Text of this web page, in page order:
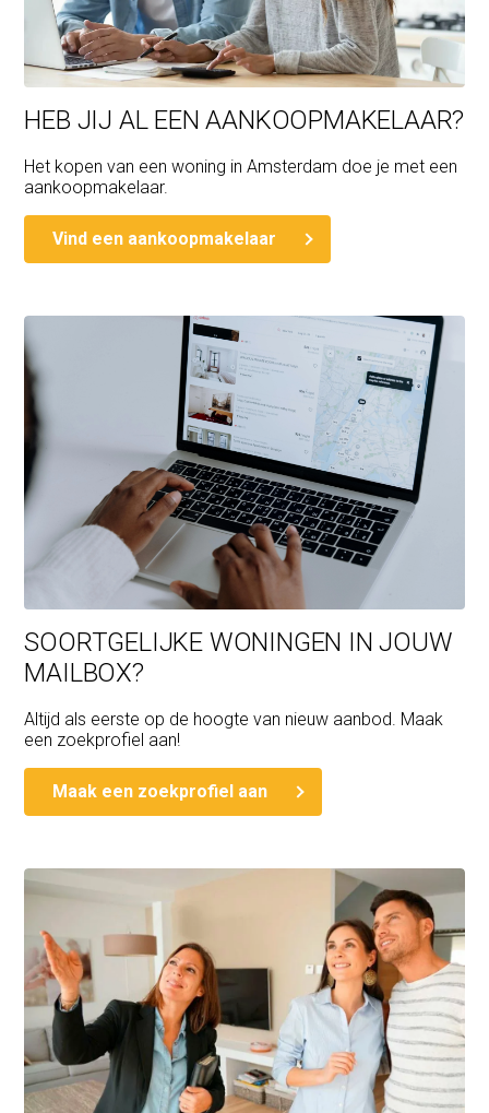
HEB JIJ AL EEN AANKOOPMAKELAAR?
Het kopen van een woning in Amsterdam doe je met een
aankoopmakelaar.
Vind een aankoopmakelaar
SOORTGELIJKE WONINGEN IN JOUW
MAILBOX?
Altijd als eerste op de hoogte van nieuw aanbod. Maak
een zoekprofiel aan!
Maak een zoekprofiel aan